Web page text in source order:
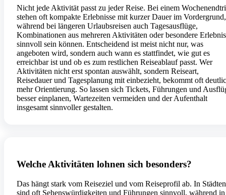
Nicht jede Aktivität passt zu jeder Reise. Bei einem
stehen oft kompakte Erlebnisse mit kurzer Dauer im Vordergrund,
während bei längeren Urlaubsreisen auch Tagesausflüge,
Kombinationen aus mehreren Aktivitäten oder besondere
sinnvoll sein können. Entscheidend ist meist nicht nur, was
angeboten wird, sondern auch wann es stattfindet, wie gut es
erreichbar ist und ob es zum restlichen Reiseablauf passt. Wer
Aktivitäten nicht erst spontan auswählt, sondern Reiseart,
Reisedauer und Tagesplanung mit einbezieht, bekommt oft
mehr Orientierung. So lassen sich Tickets, Führungen und
besser einplanen, Wartezeiten vermeiden und der Aufenthalt
insgesamt sinnvoller gestalten.
Welche Aktivitäten lohnen sich besonders?
Das hängt stark vom Reiseziel und vom Reiseprofil ab. In Städten
sind oft Sehenswürdigkeiten und Führungen sinnvoll, während in